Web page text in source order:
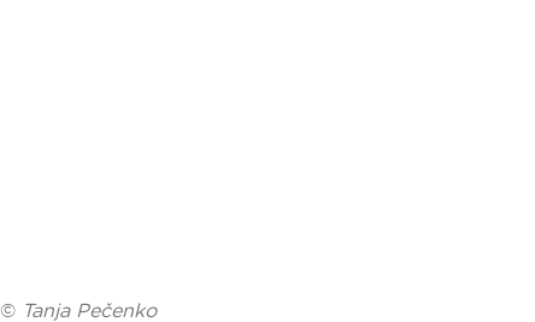
© Tanja Pečenko